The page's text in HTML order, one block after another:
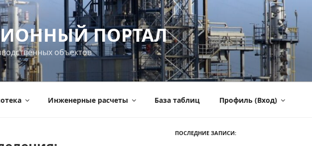
ПОРТАЛ
объектов
Инженерные расчеты База таблиц Профиль (Вход)
ПОСЛЕДНИЕ ЗАПИСИ: